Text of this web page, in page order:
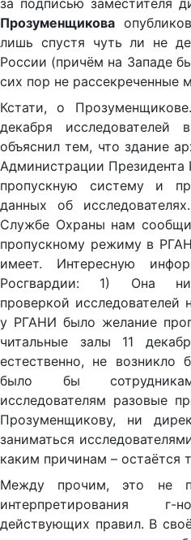
за подписью заместителя
Прозуменщикова
лишь спустя чуть ли не
России (причём на Западе
сих пор не рассекреченные
Кстати, о
декабря
объяснил тем, что здание
Администрации Президента
пропускную систему и
данных об
Службе Охраны нам
пропускному режиму в
имеет. Интересную
Росгвардии: 1) Она
проверкой
у РГАНИ было желание
читальные залы 11
естественно, не возникло
было бы
исследователям разовые
Прозуменщикову, ни
заниматься
каким причинам – остаётся
Между прочим, это не
интерпретирования
действующих правил. В